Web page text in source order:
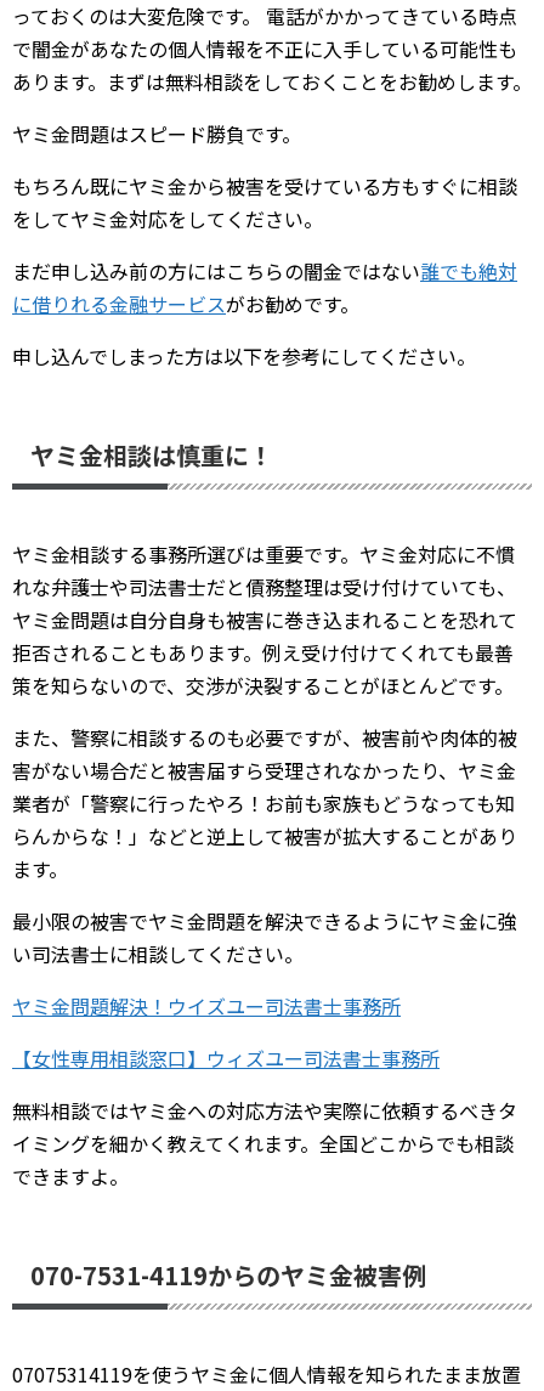
っておくのは大変危険です。 電話がかかってきている時点
で闇金があなたの個人情報を不正に入手している可能性も
あります。まずは無料相談をしておくことをお勧めします。
ヤミ金問題はスピード勝負です。
もちろん既にヤミ金から被害を受けている方もすぐに相談
をしてヤミ金対応をしてください。
まだ申し込み前の方にはこちらの闇金ではない誰でも絶対
に借りれる金融サービスがお勧めです。
申し込んでしまった方は以下を参考にしてください。
ヤミ金相談は慎重に！
ヤミ金相談する事務所選びは重要です。ヤミ金対応に不慣
れな弁護士や司法書士だと債務整理は受け付けていても、
ヤミ金問題は自分自身も被害に巻き込まれることを恐れて
拒否されることもあります。例え受け付けてくれても最善
策を知らないので、交渉が決裂することがほとんどです。
また、警察に相談するのも必要ですが、被害前や肉体的被
害がない場合だと被害届すら受理されなかったり、ヤミ金
業者が「警察に行ったやろ！お前も家族もどうなっても知
らんからな！」などと逆上して被害が拡大することがあり
ます。
最小限の被害でヤミ金問題を解決できるようにヤミ金に強
い司法書士に相談してください。
ヤミ金問題解決！ウイズユー司法書士事務所
【女性専用相談窓口】ウィズユー司法書士事務所
無料相談ではヤミ金への対応方法や実際に依頼するべきタ
イミングを細かく教えてくれます。全国どこからでも相談
できますよ。
070-7531-4119からのヤミ金被害例
07075314119を使うヤミ金に個人情報を知られたまま放置